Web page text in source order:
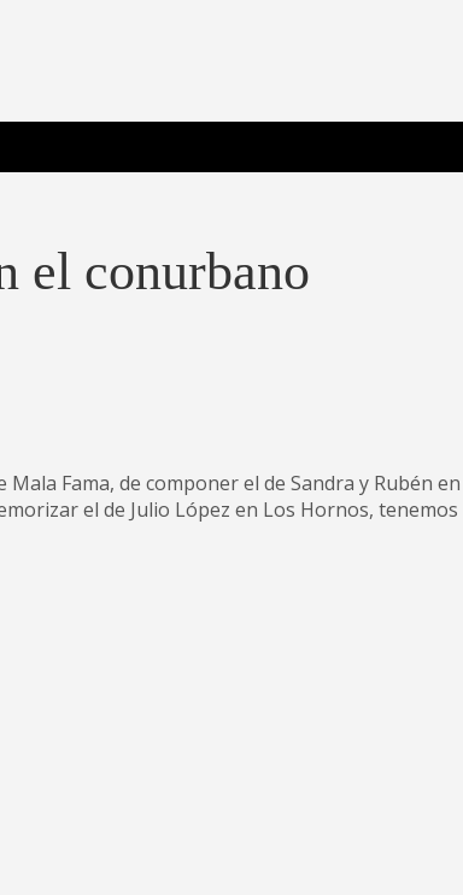
el conurbano
Fama, de componer el de Sandra y Rubén en
el de Julio López en Los Hornos, tenemos